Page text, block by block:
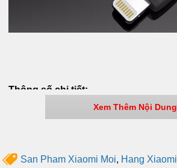
Thông số chi tiết:
Trọng lượng: 32g
Xem Thêm Nội Dung
San Pham Xiaomi Moi, Hang Xiaomi